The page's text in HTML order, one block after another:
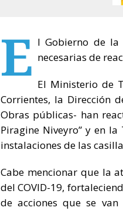
E l Gobierno de la
necesarias de
El Ministerio de
Corrientes, la Dirección
Obras públicas- han
Piragine Niveyro” y en
instalaciones de las
Cabe mencionar que la
del COVID-19,
de acciones que se